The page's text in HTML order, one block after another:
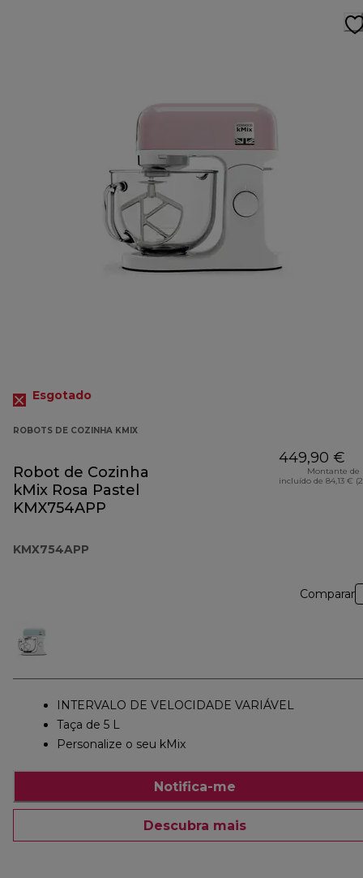
Esgotado
ROBOTS DE COZINHA KMIX
Robot de Cozinha
kMix Rosa Pastel
KMX754APP
KMX754APP
449,90 €
Montante de
incluído de 84,13 €
Comparar
INTERVALO DE VELOCIDADE VARIÁVEL
Taça de 5 L
Personalize o seu kMix
Notifica-me
Descubra mais